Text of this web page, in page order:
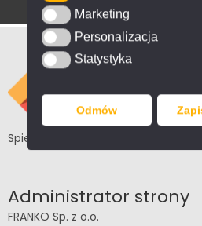
MarketingMarketing
Personalizacja
Personalizacja
StatystykaStatystyka
Odmów
Spieki i konglomeraty kwarcowe,
Administrator strony
FRANKO Sp. z o.o.